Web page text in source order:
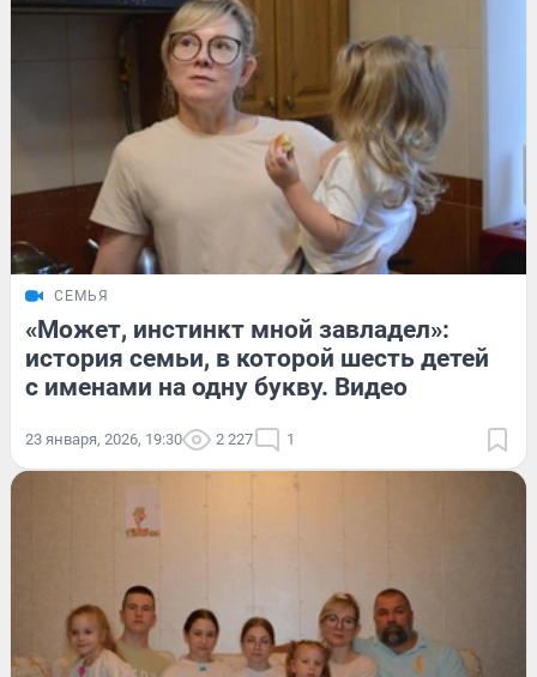
СЕМЬЯ
«Может, инстинкт мной завладел»:
история семьи, в которой шесть детей
с именами на одну букву. Видео
23 января, 2026, 19:30 2 227 1